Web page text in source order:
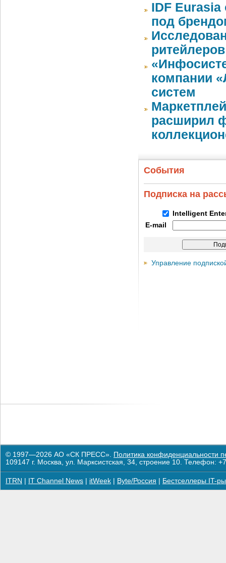
IDF
под
компании
систем
расширил
События
Подписка на
Intelligent
E-mail
Управление
© 1997—2026 АО «СК ПРЕСС». Политика конфиденциальности
109147 г. Москва, ул. Марксистская, 34, строение 10. Телефон:
ITRN IT Channel News itWeek Byte/Россия Бестселлеры IT-